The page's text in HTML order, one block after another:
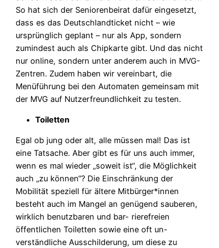
So hat sich der Seniorenbeirat dafür eingesetzt,
dass es das Deutschlandticket nicht – wie
ursprünglich geplant – nur als App, sondern
zumindest auch als Chipkarte gibt. Und das nicht
nur online, sondern unter anderem auch in MVG-
Zentren. Zudem haben wir vereinbart, die
Menüführung bei den Automaten gemeinsam mit
der MVG auf Nutzerfreundlichkeit zu testen.
Toiletten
Egal ob jung oder alt, alle müssen mal! Das ist
eine Tatsache. Aber gibt es für uns auch immer,
wenn es mal wieder „soweit ist“, die Möglichkeit
auch „zu können“? Die Einschränkung der
Mobilität speziell für ältere Mitbürger*innen
besteht auch im Mangel an genügend sauberen,
wirklich benutzbaren und bar- rierefreien
öffentlichen Toiletten sowie eine oft un-
verständliche Ausschilderung, um diese zu